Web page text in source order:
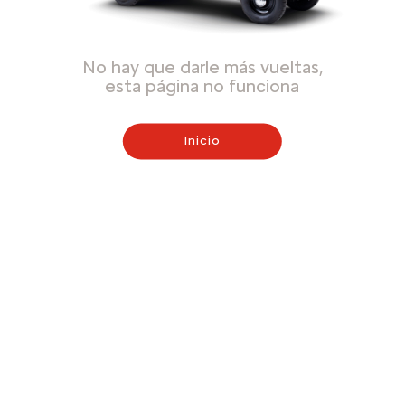
No hay que darle más vueltas,
esta página no funciona
Inicio